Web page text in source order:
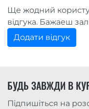
Ще жодний
відгука. Бажаеш
Додати відгук
БУДЬ ЗАВЖДИ В
Підпишіться на